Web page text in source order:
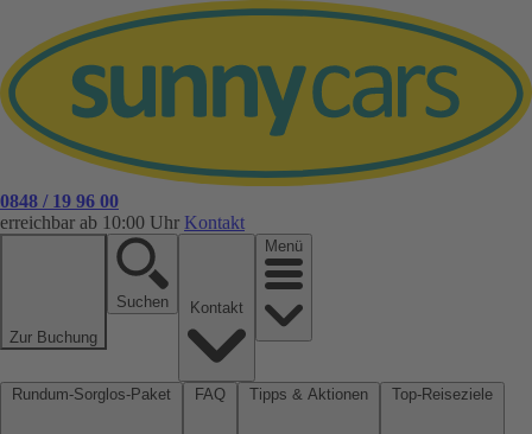
0848 / 19 96 00
erreichbar ab 10:00 Uhr Kontakt
Zur Buchung
Suchen
Menü